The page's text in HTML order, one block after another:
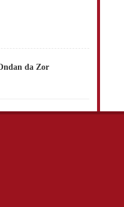
da Zor